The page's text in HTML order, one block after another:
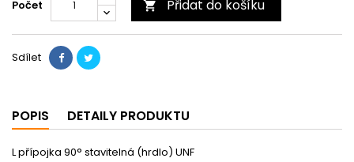
Počet  Přidat do košíku
Sdílet
POPIS DETAILY PRODUKTU
L přípojka 90° stavitelná (hrdlo) UNF